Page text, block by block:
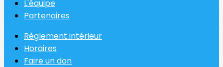
L'équipe
Partenaires
Règlement intérieur
Horaires
Faire un don